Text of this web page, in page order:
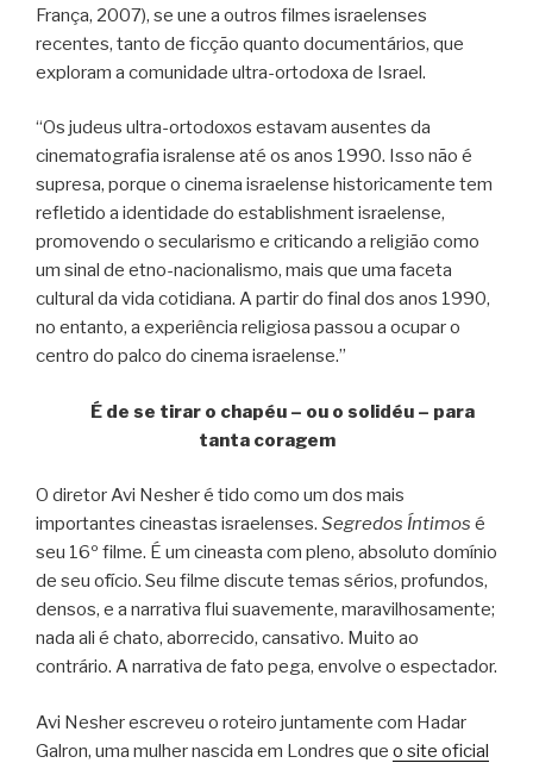
França, 2007), se une a outros filmes israelenses
recentes, tanto de ficção quanto documentários, que
exploram a comunidade ultra-ortodoxa de Israel.
“Os judeus ultra-ortodoxos estavam ausentes da
cinematografia isralense até os anos 1990. Isso não é
supresa, porque o cinema israelense historicamente tem
refletido a identidade do establishment israelense,
promovendo o secularismo e criticando a religião como
um sinal de etno-nacionalismo, mais que uma faceta
cultural da vida cotidiana. A partir do final dos anos 1990,
no entanto, a experiência religiosa passou a ocupar o
centro do palco do cinema israelense.”
É de se tirar o chapéu – ou o solidéu – para
tanta coragem
O diretor Avi Nesher é tido como um dos mais
importantes cineastas israelenses. Segredos Íntimos é
seu 16º filme. É um cineasta com pleno, absoluto domínio
de seu ofício. Seu filme discute temas sérios, profundos,
densos, e a narrativa flui suavemente, maravilhosamente;
nada ali é chato, aborrecido, cansativo. Muito ao
contrário. A narrativa de fato pega, envolve o espectador.
Avi Nesher escreveu o roteiro juntamente com Hadar
Galron, uma mulher nascida em Londres que o site oficial